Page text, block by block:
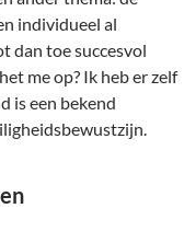
individueel al
dan toe succesvol
me op? Ik heb er zelf
is een bekend